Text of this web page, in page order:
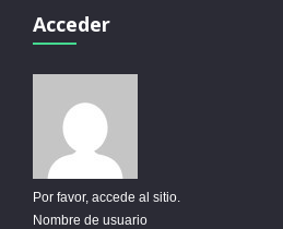
Acceder
Por favor, accede al sitio.
Nombre de usuario